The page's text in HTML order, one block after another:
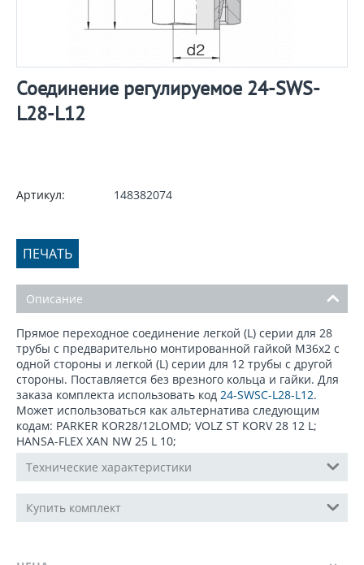
Соединение регулируемое 24-SWS-
L28-L12
Артикул: 148382074
ПЕЧАТЬ
Описание
Прямое переходное соединение легкой (L) серии для 28
трубы с предварительно монтированной гайкой М36x2 с
одной стороны и легкой (L) серии для 12 трубы с другой
стороны. Поставляется без врезного кольца и гайки. Для
заказа комплекта использовать код 24-SWSC-L28-L12.
Может использоваться как альтернатива следующим
кодам: PARKER KOR28/12LOMD; VOLZ ST KORV 28 12 L;
HANSA-FLEX XAN NW 25 L 10;
Технические характеристики
Купить комплект